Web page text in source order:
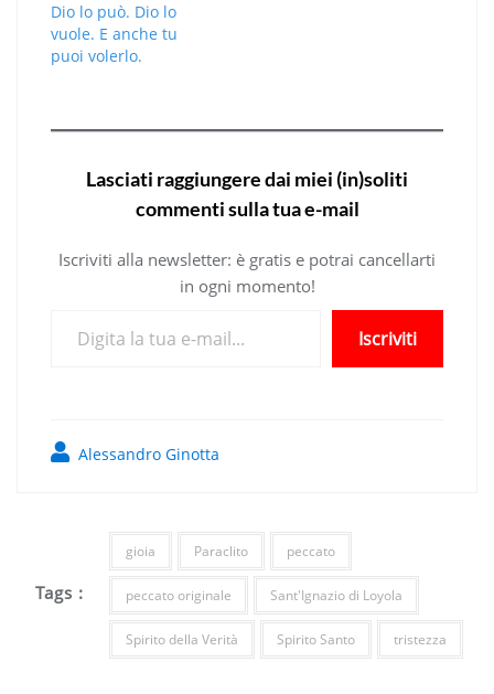
Dio lo può. Dio lo
vuole. E anche tu
puoi volerlo.
Lasciati raggiungere dai miei (in)soliti
commenti sulla tua e-mail
Iscriviti alla newsletter: è gratis e potrai cancellarti
in ogni momento!
Iscriviti
Alessandro Ginotta
Tags :
gioia Paraclito peccato
peccato originale Sant'Ignazio di Loyola
Spirito della Verità Spirito Santo tristezza